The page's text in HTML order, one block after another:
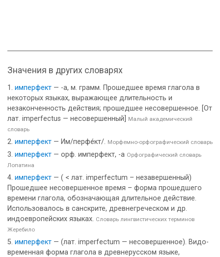
Значения в других словарях
имперфект — -а, м. грамм. Прошедшее время глагола в
некоторых языках, выражающее длительность и
незаконченность действия; прошедшее несовершенное. [От
лат. imperfectus — несовершенный]
Малый академический
словарь
имперфект — Им/перфе́кт/. Морфемно-орфографический словарь
имперфект — орф. имперфект, -а Орфографический словарь
Лопатина
имперфект — ( < лат. imperfectum – незавершенный)
Прошедшее несовершенное время – форма прошедшего
времени глагола, обозначающая длительное действие.
Использовалось в санскрите, древнегреческом и др.
индоевропейских языках. Словарь лингвистических терминов
Жеребило
имперфект — (лат. imperfectum — несовершенное). Видо-
временная форма глагола в древнерусском языке,